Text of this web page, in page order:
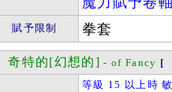
賦予限制 拳套
奇特的[幻想的] - of Fancy [
等級 15 以上時